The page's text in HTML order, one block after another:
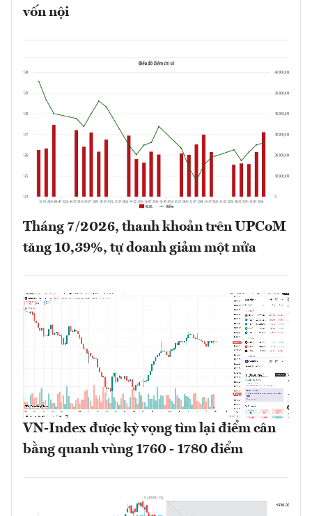
vốn nội
Tháng 7/2026, thanh khoản trên UPCoM
tăng 10,39%, tự doanh giảm một nửa
VN-Index được kỳ vọng tìm lại điểm cân
bằng quanh vùng 1760 - 1780 điểm